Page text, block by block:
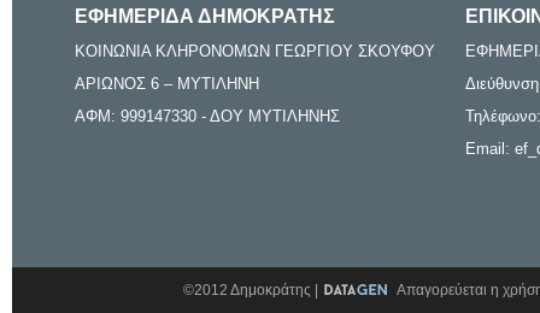
ΕΦΗΜΕΡΙΔΑ ΔΗΜΟΚΡΑΤΗΣ
ΚΟΙΝΩΝΙΑ ΚΛΗΡΟΝΟΜΩΝ ΓΕΩΡΓΙΟΥ ΣΚΟΥΦΟΥ
ΑΡΙΩΝΟΣ 6 – ΜΥΤΙΛΗΝΗ
ΑΦΜ: 999147330 - ΔΟΥ ΜΥΤΙΛΗΝΗΣ
Email:
©2012 Δημοκράτης | Απαγορεύεται η